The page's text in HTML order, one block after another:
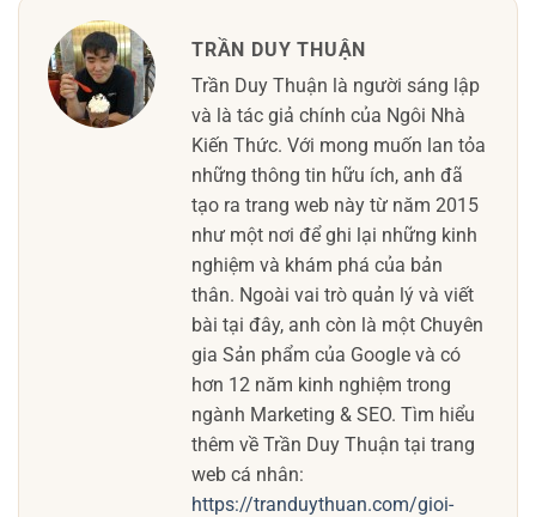
TRẦN DUY THUẬN
Trần Duy Thuận là người sáng lập
và là tác giả chính của Ngôi Nhà
Kiến Thức. Với mong muốn lan tỏa
những thông tin hữu ích, anh đã
tạo ra trang web này từ năm 2015
như một nơi để ghi lại những kinh
nghiệm và khám phá của bản
thân. Ngoài vai trò quản lý và viết
bài tại đây, anh còn là một Chuyên
gia Sản phẩm của Google và có
hơn 12 năm kinh nghiệm trong
ngành Marketing & SEO. Tìm hiểu
thêm về Trần Duy Thuận tại trang
web cá nhân:
https://tranduythuan.com/gioi-